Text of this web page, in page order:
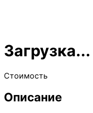
Загрузка...
Стоимость
Описание